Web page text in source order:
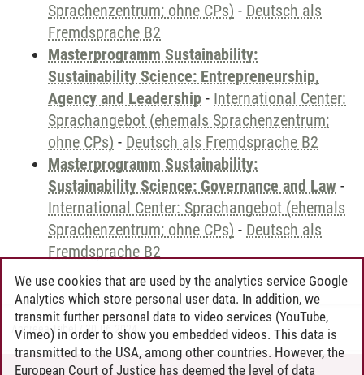
Sprachenzentrum; ohne CPs) - Deutsch als
Fremdsprache B2
Masterprogramm Sustainability:
Sustainability Science: Entrepreneurship,
Agency and Leadership - International Center:
Sprachangebot (ehemals Sprachenzentrum;
ohne CPs) - Deutsch als Fremdsprache B2
Masterprogramm Sustainability:
Sustainability Science: Governance and Law -
International Center: Sprachangebot (ehemals
Sprachenzentrum; ohne CPs) - Deutsch als
Fremdsprache B2
Andreea Tribel 30.06.2024
We use cookies that are used by the analytics service Google
Analytics which store personal user data. In addition, we
transmit further personal data to video services (YouTube,
Vimeo) in order to show you embedded videos. This data is
transmitted to the USA, among other countries. However, the
European Court of Justice has deemed the level of data